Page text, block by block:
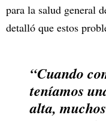
para la salud general
detalló que estos
“Cuando
teníamos
alta,